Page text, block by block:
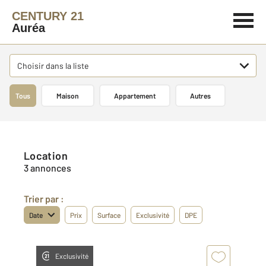
CENTURY 21
Auréa
Choisir dans la liste
Tous Maison Appartement Autres
Location
3 annonces
Trier par :
Date Prix Surface Exclusivité DPE
Exclusivité